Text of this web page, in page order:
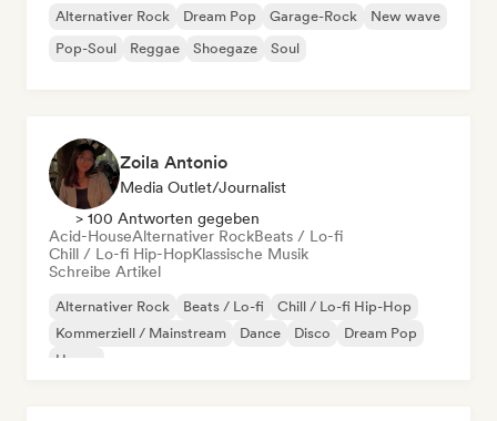
Alternativer Rock Dream Pop Garage-Rock
New wave
Pop-Soul
Reggae Shoegaze Soul
Zoila Antonio
Media Outlet/Journalist
> 100 Antworten gegeben
Acid-HouseAlternativer RockBeats / Lo-fi
Chill / Lo-fi Hip-HopKlassische Musik
Schreibe Artikel
Alternativer Rock Beats / Lo-fi
Chill / Lo-fi Hip-Hop
Kommerziell / Mainstream
Dance Disco
Dream Pop
House